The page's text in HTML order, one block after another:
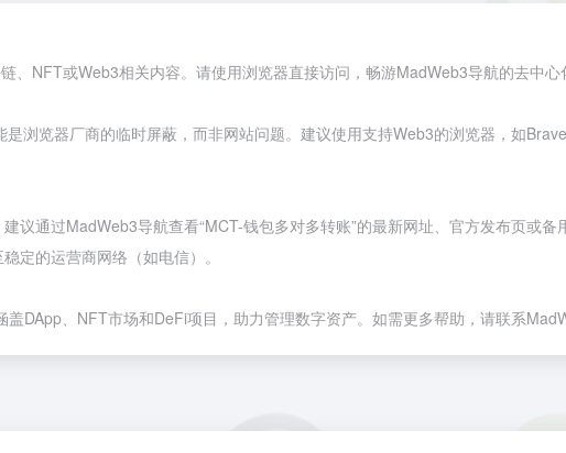
NFT或Web3相关内容。请使用浏览器直接访问，畅游MadWeb3导航的去中心
览器厂商的临时屏蔽，而非网站问题。建议使用支持Web3的浏览器，如Brave
过MadWeb3导航查看“MCT-钱包多对多转账”的最新网址、官方发布页或备
定的运营商网络（如电信）。
、NFT市场和DeFi项目，助力管理数字资产。如需更多帮助，请联系